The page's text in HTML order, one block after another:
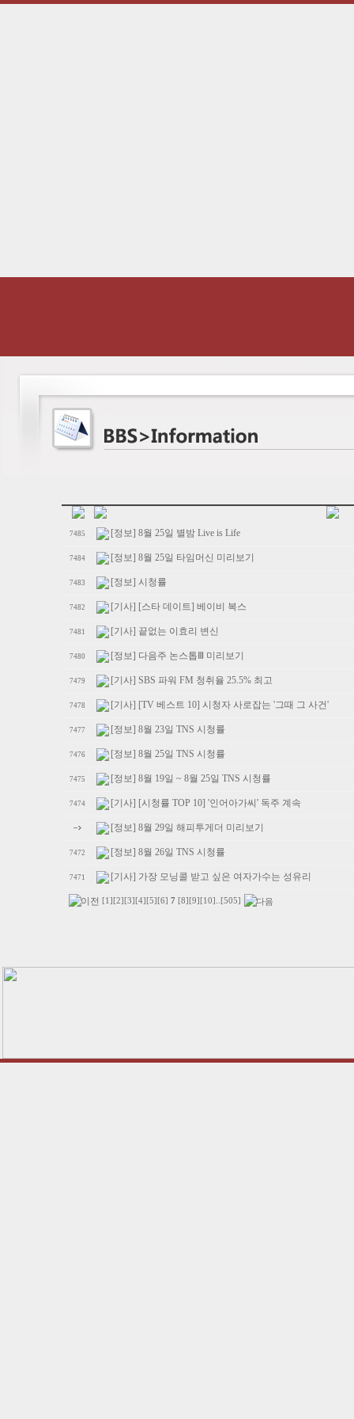
7485 [정보] 8월 25일 별밤 Live is Life
7484 [정보] 8월 25일 타임머신 미리보기
7483 [정보] 시청률
7482 [기사] [스타 데이트] 베이비 복스
7481 [기사] 끝없는 이효리 변신
7480 [정보] 다음주 논스톱Ⅲ 미리보기
7479 [기사] SBS 파워 FM 청취율 25.5% 최고
7478 [기사] [TV 베스트 10] 시청자 사로잡는 '그때 그 사건'
7477 [정보] 8월 23일 TNS 시청률
7476 [정보] 8월 25일 TNS 시청률
7475 [정보] 8월 19일 ~ 8월 25일 TNS 시청률
7474 [기사] [시청률 TOP 10] '인어아가씨' 독주 계속
[정보] 8월 29일 해피투게더 미리보기
7472 [정보] 8월 26일 TNS 시청률
7471 [기사] 가장 모닝콜 받고 싶은 여자가수는 성유리
[1] [2] [3] [4] [5] [6] 7 [8] [9] [10] [505]